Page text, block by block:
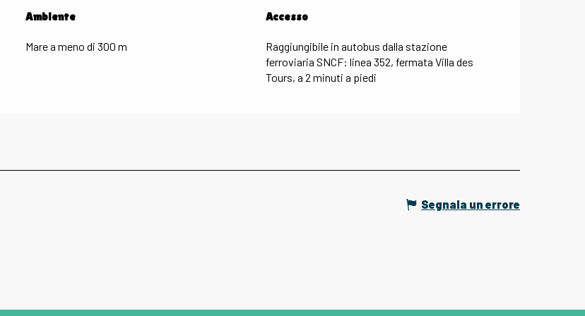
Ambiente
Ambiente
Mare a meno di 300 m
Accesso
Accesso
Raggiungibile in autobus dalla stazione
ferroviaria SNCF: linea 352, fermata Villa des
Tours, a 2 minuti a piedi
Segnala un errore